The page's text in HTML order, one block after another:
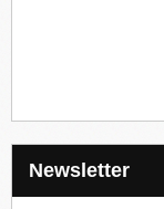
Newsletter